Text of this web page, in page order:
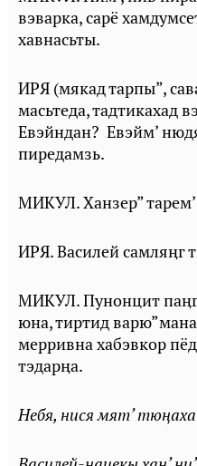
вэварка, сарё
хавнасьты.
ИРЯ (мякад тарпы”,
масьтеда, тадтикахад
Евэйндан? Евэйм’
пиредамзь.
МИКУЛ. Ханзер”
ИРЯ. Василей самляӊг
МИКУЛ. Пунонцит
юна, тиртид варю”мана
мерривна хабэвкор
тэдарӊа.
Небя, нися мят’